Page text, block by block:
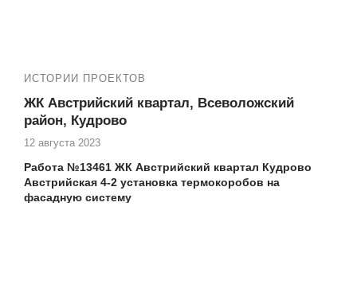
ИСТОРИИ ПРОЕКТОВ
ЖК Австрийский квартал, Всеволожский
район, Кудрово
12 августа 2023
Работа №13461 ЖК Австрийский квартал Кудрово
Австрийская 4-2 установка термокоробов на
фасадную систему